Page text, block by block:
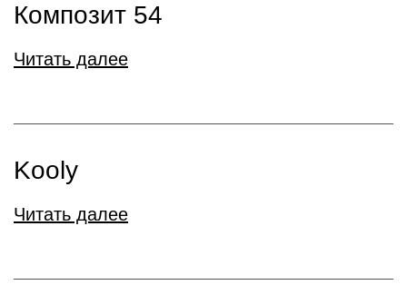
Композит 54
Читать далее
Kooly
Читать далее